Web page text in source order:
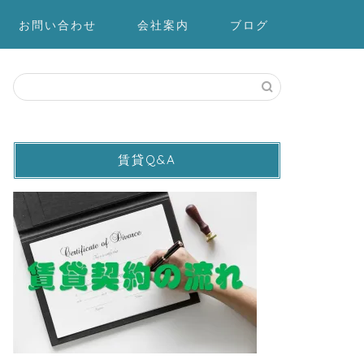
お問い合わせ 会社案内 ブログ
賃貸Q&A